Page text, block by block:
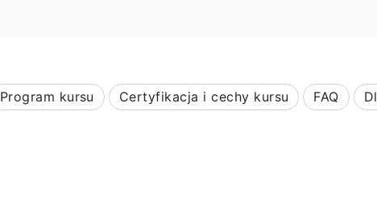
Program kursu Certyfikacja i cechy kursu FAQ